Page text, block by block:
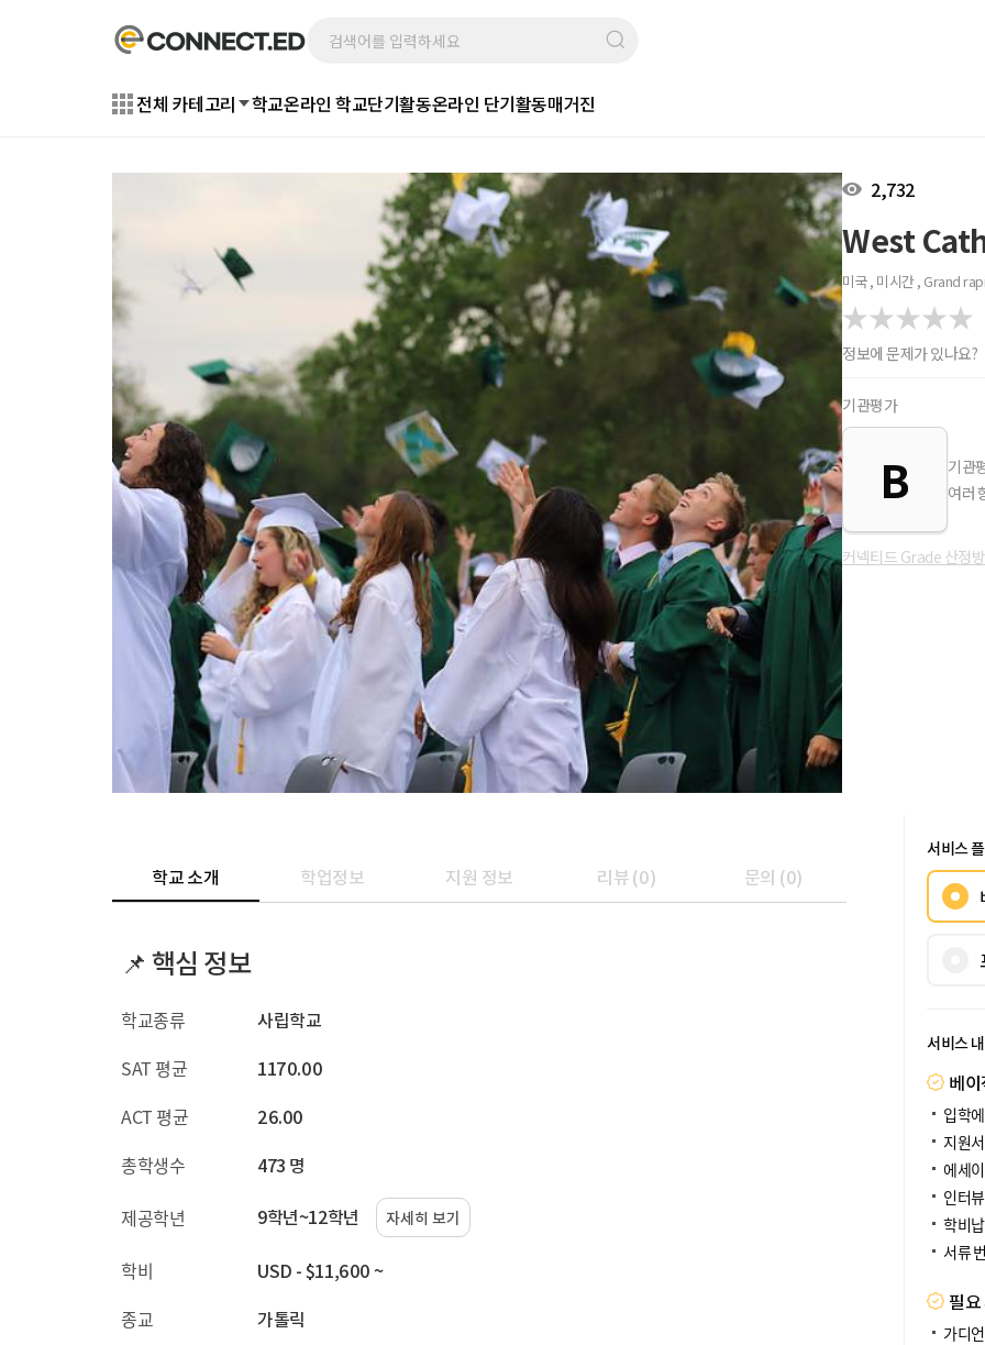
전체 카테고리 학교온라인 학교단기활동온라인 단기활동매거진
2,732
West
미국 , 미시간 , Grand
정보에 문제가 있나요?
기관평가
B
기관
여러
커넥티드 Grade 산정
학교 소개 학업정보 지원 정보 리뷰(0) 문의 (0)
📌 핵심 정보
학교종류
사립학교
SAT 평균
1170.00
ACT 평균
26.00
총학생수
473 명
제공학년
9학년~12학년 자세히 보기
학비
USD - $11,600 ~
종교
가톨릭
서비스
서비스
베
입학
지원
에세
인터
학비
서류
필
가디